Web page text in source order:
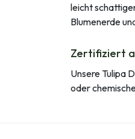
leicht
Blumenerde
Zertifiziert
Unsere Tulipa
oder